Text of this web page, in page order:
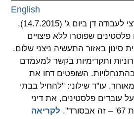
spellcheck
צבעים
brightness_low
ניגודיות כהה
English
בית הדין הארצי לעבודה דן ביום ג' (14.7.2015),
3 עובדים פלסטינים שפוטרו ללא פיצויים
סינון באזור התעשיה ניצני שלום.
ותקדימיות בקשר למעמדם
השופטים דחו את
עו"ד שילוני: "להחיל בבתי
עובדים פלסטינים, את דיני
לקריאה